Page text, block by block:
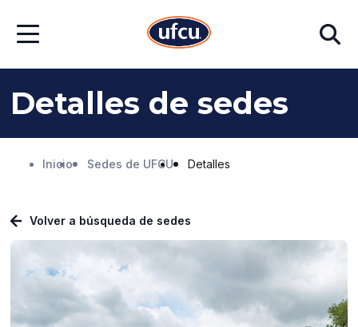
contenido
contenido
de
página
Abrir
Buscar
Detalles de sedes
Inicio Sedes de UFCU Detalles
Volver a búsqueda de sedes